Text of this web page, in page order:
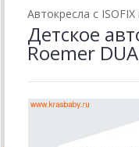
Автокресла с
Детское
Roemer